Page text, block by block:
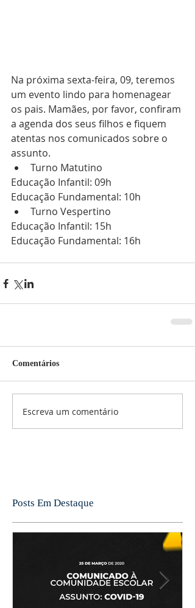
Na próxima sexta-feira, 09, teremos
um evento lindo para homenagear
os pais. Mamães, por favor, confiram
a agenda dos seus filhos e fiquem
atentas nos comunicados sobre o
assunto.
Turno Matutino
Educação Infantil: 09h
Educação Fundamental: 10h
Turno Vespertino
Educação Infantil: 15h
Educação Fundamental: 16h
Comentários
Escreva um comentário
Posts Em Destaque